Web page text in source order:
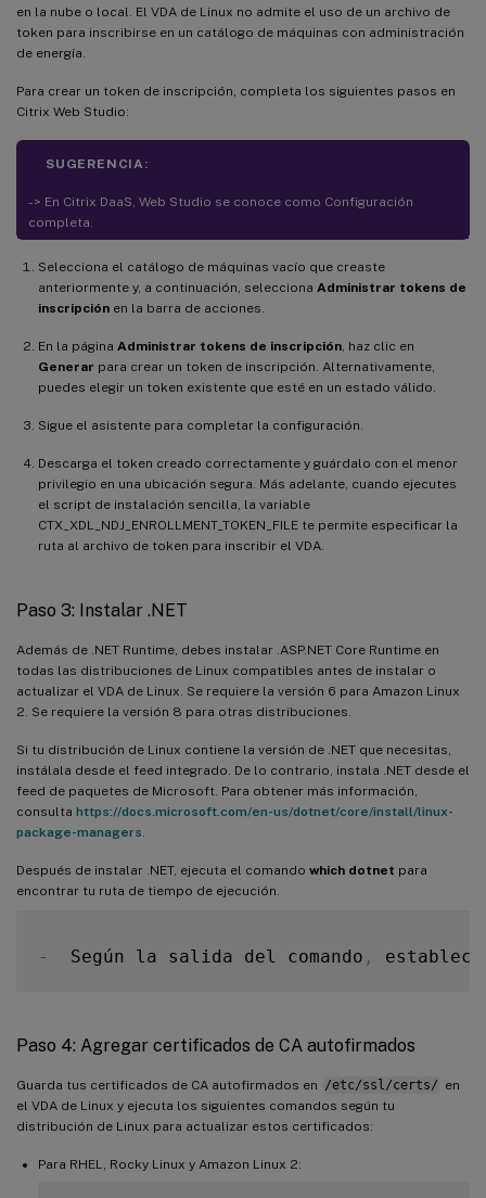
en la nube o local. El VDA de Linux no admite el uso de un archivo de
token para inscribirse en un catálogo de máquinas con administración
de energía.
Para crear un token de inscripción, completa los siguientes pasos en
Citrix Web Studio:
SUGERENCIA:
- > En Citrix DaaS, Web Studio se conoce como Configuración
completa.
Selecciona el catálogo de máquinas vacío que creaste
anteriormente y, a continuación, selecciona Administrar tokens de
inscripción en la barra de acciones.
En la página Administrar tokens de inscripción , haz clic en
Generar para crear un token de inscripción. Alternativamente,
puedes elegir un token existente que esté en un estado válido.
Sigue el asistente para completar la configuración.
Descarga el token creado correctamente y guárdalo con el menor
privilegio en una ubicación segura. Más adelante, cuando ejecutes
el script de instalación sencilla, la variable
CTX_XDL_NDJ_ENROLLMENT_TOKEN_FILE te permite especificar la
ruta al archivo de token para inscribir el VDA.
Paso 3: Instalar .NET
Además de .NET Runtime, debes instalar .ASP.NET Core Runtime en
todas las distribuciones de Linux compatibles antes de instalar o
actualizar el VDA de Linux. Se requiere la versión 6 para Amazon Linux
2. Se requiere la versión 8 para otras distribuciones.
Si tu distribución de Linux contiene la versión de .NET que necesitas,
instálala desde el feed integrado. De lo contrario, instala .NET desde el
feed de paquetes de Microsoft. Para obtener más información,
consulta https://docs.microsoft.com/en-us/dotnet/core/install/linux-
package-managers
Después de instalar .NET, ejecuta el comando which dotnet para
encontrar tu ruta de tiempo de ejecución.
-
  Según la salida del comando
,
Paso 4: Agregar certificados de CA autofirmados
Guarda tus certificados de CA autofirmados en /etc/ssl/certs/ en
el VDA de Linux y ejecuta los siguientes comandos según tu
distribución de Linux para actualizar estos certificados:
Para RHEL, Rocky Linux y Amazon Linux 2: